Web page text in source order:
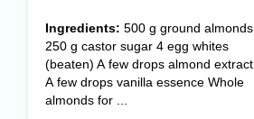
Ingredients: 500 g ground almonds
250 g castor sugar 4 egg whites
(beaten) A few drops almond extract
A few drops vanilla essence Whole
almonds for ...